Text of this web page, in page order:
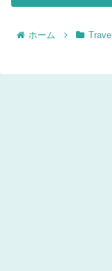
ホーム Travel